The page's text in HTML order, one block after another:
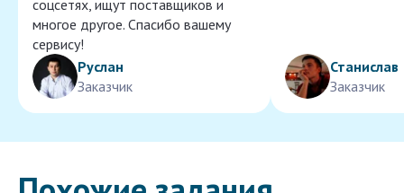
соцсетях, ищут поставщиков и
многое другое. Спасибо вашему
сервису!
Руслан
Заказчик
Станислав
Заказчик